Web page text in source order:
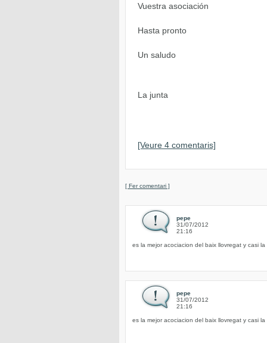
Vuestra asociación
Hasta pronto
Un saludo
La junta
[Veure 4 comentaris]
[ Fer comentari ]
pepe
31/07/2012
21:16
es la mejor acociacion del baix llovregat y casi
pepe
31/07/2012
21:16
es la mejor acociacion del baix llovregat y casi